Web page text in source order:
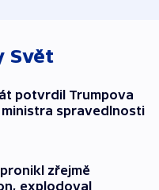
Svět
potvrdil Trumpova
spravedlnosti
zřejmě
explodoval